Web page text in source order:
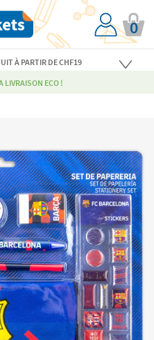
0
À PARTIR DE CHF19
LIVRAISON ECO !